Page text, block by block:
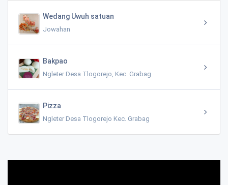
Wedang Uwuh satuan
Jowahan
Bakpao
Ngleter Desa Tlogorejo, Kec. Grabag
Pizza
Ngleter Desa Tlogorejo Kec. Grabag